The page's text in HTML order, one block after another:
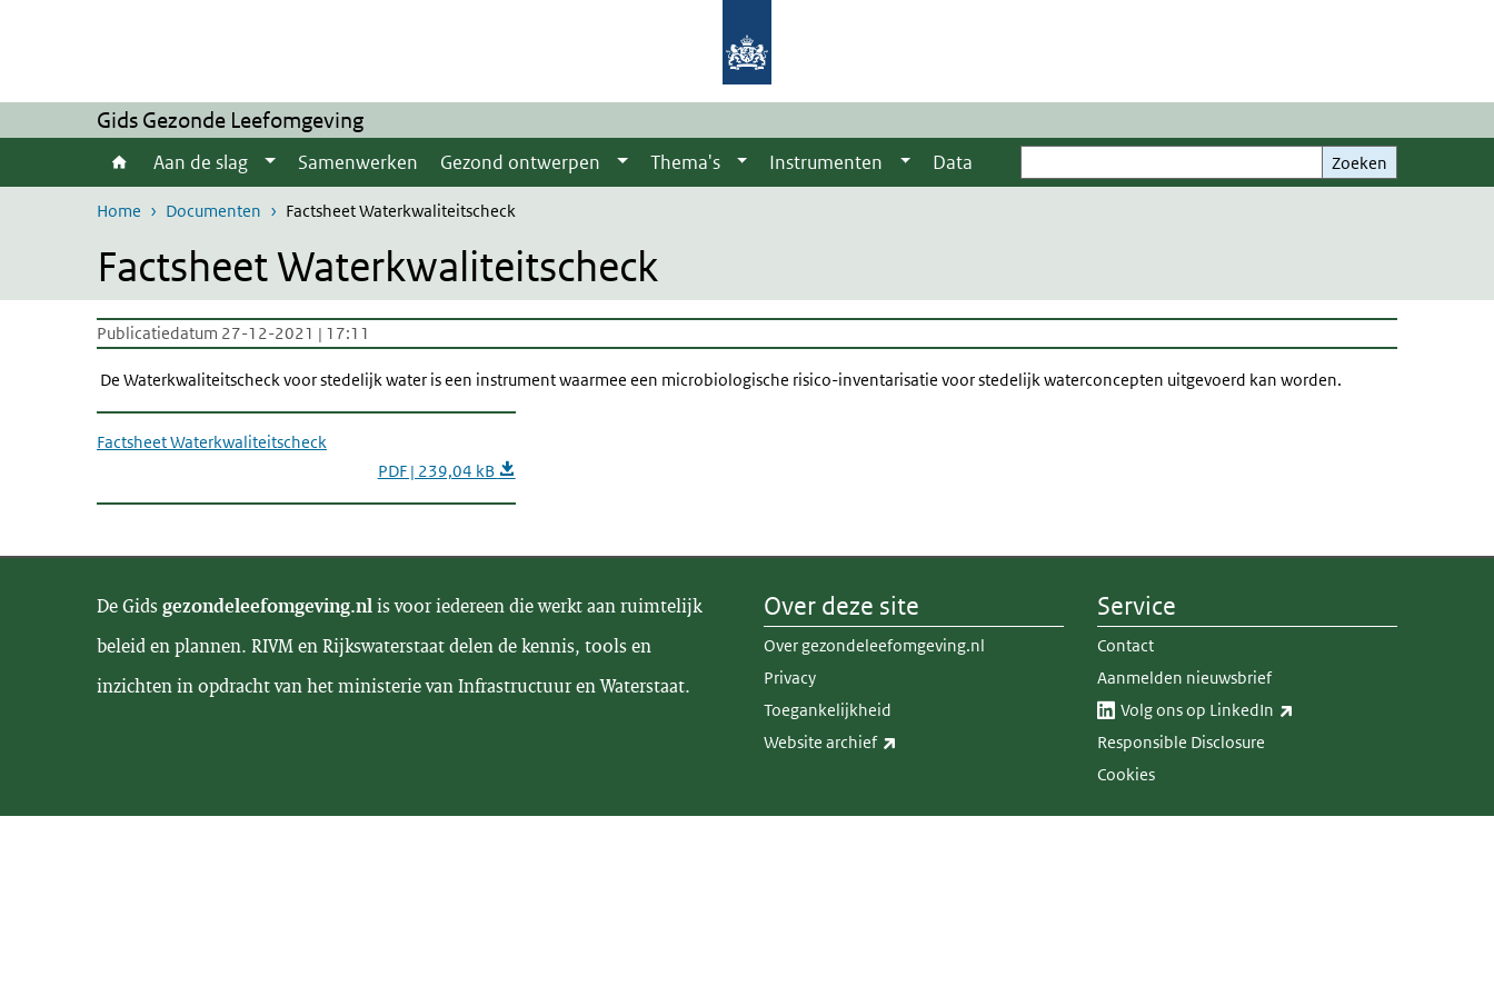
Gids Gezonde Leefomgeving
Aan de slag Samenwerken Gezond ontwerpen Thema's Instrumenten Data
Zoeken
Zoeken
Home Documenten Factsheet Waterkwaliteitscheck
Factsheet Waterkwaliteitscheck
Publicatiedatum 27-12-2021 | 17:11
De Waterkwaliteitscheck voor stedelijk water is een instrument waarmee een microbiologische risico-inventarisatie voor stedelijk waterconcepten uitgevoerd kan worden.
Factsheet Waterkwaliteitscheck
PDF | 239,04 kB
De Gidsgezondeleefomgeving.nl is voor iedereen die werkt aan ruimtelijk
beleid en plannen. RIVM en Rijkswaterstaat delen de kennis, tools en
inzichten in opdracht van het ministerie van Infrastructuur en Waterstaat.
Over deze site
Over gezondeleefomgeving.nl
Privacy
Toegankelijkheid
Website archief
Service
Contact
Aanmelden nieuwsbrief
Volg ons op LinkedIn​​
Responsible Disclosure
Cookies